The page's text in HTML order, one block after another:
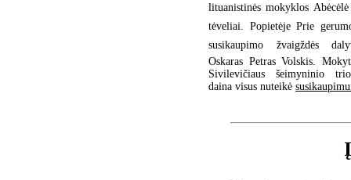
lituanistinės mokyklos
tėveliai. Popietėje Prie
susikaupimo žvaigždės
Oskaras Petras Volskis.
Sivilevičiaus šeimyninio
daina visus nuteikė